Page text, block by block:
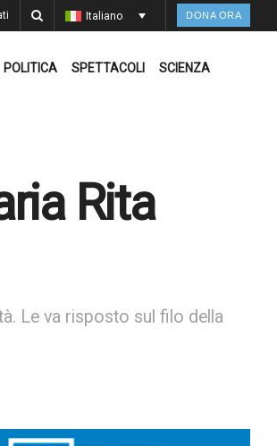
Italiano DONA ORA
POLITICA SPETTACOLI SCIENZA
Rita
Le va risposto sul filo della